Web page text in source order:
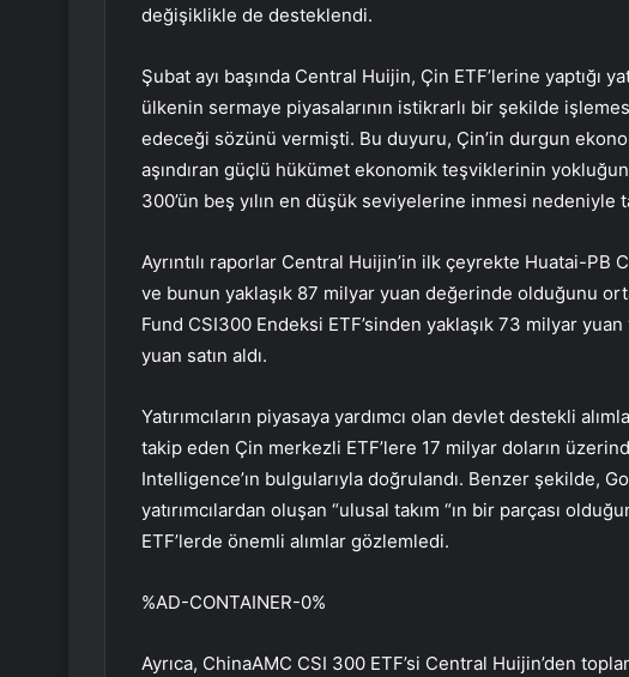
değişiklikle de desteklendi.
Şubat ayı başında Central Huijin, Çin ETF’lerine yaptığı
ülkenin sermaye piyasalarının istikrarlı bir şekilde
edeceği sözünü vermişti. Bu duyuru, Çin’in durgun
aşındıran güçlü hükümet ekonomik teşviklerinin
300’ün beş yılın en düşük seviyelerine inmesi nedeniyle
Ayrıntılı raporlar Central Huijin’in ilk çeyrekte Huatai-PB
ve bunun yaklaşık 87 milyar yuan değerinde olduğunu
Fund CSI300 Endeksi ETF’sinden yaklaşık 73 milyar
yuan satın aldı.
Yatırımcıların piyasaya yardımcı olan devlet destekli
takip eden Çin merkezli ETF’lere 17 milyar doların
Intelligence’ın bulgularıyla doğrulandı. Benzer şekilde,
yatırımcılardan oluşan “ulusal takım “ın bir parçası
ETF’lerde önemli alımlar gözlemledi.
%AD-CONTAINER-0%
Ayrıca, ChinaAMC CSI 300 ETF’si Central Huijin’den